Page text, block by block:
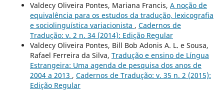
Valdecy Oliveira Pontes, Mariana Francis, A noção de
equivalência para os estudos da tradução, lexicografia
e sociolinguística variacionista , Cadernos de
Tradução: v. 2 n. 34 (2014): Edição Regular
Valdecy Oliveira Pontes, Bill Bob Adonis A. L. e Sousa,
Rafael Ferreira da Silva, Tradução e ensino de Língua
Estrangeira: Uma agenda de pesquisa dos anos de
2004 a 2013 , Cadernos de Tradução: v. 35 n. 2 (2015):
Edição Regular